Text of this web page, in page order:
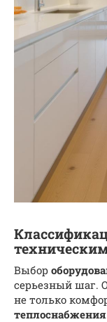
Выбор
серьезный шаг.
не только
теплоснабжения